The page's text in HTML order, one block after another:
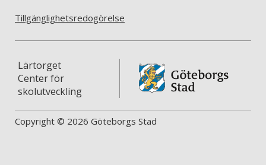
Tillgänglighetsredogörelse
Lärtorget
Center för
skolutveckling
Copyright © 2026 Göteborgs Stad